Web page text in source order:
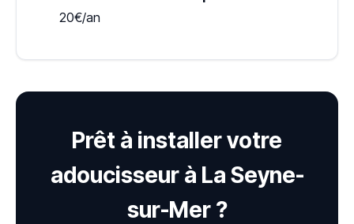
20€/an
Prêt à installer votre
adoucisseur à La Seyne-
sur-Mer ?